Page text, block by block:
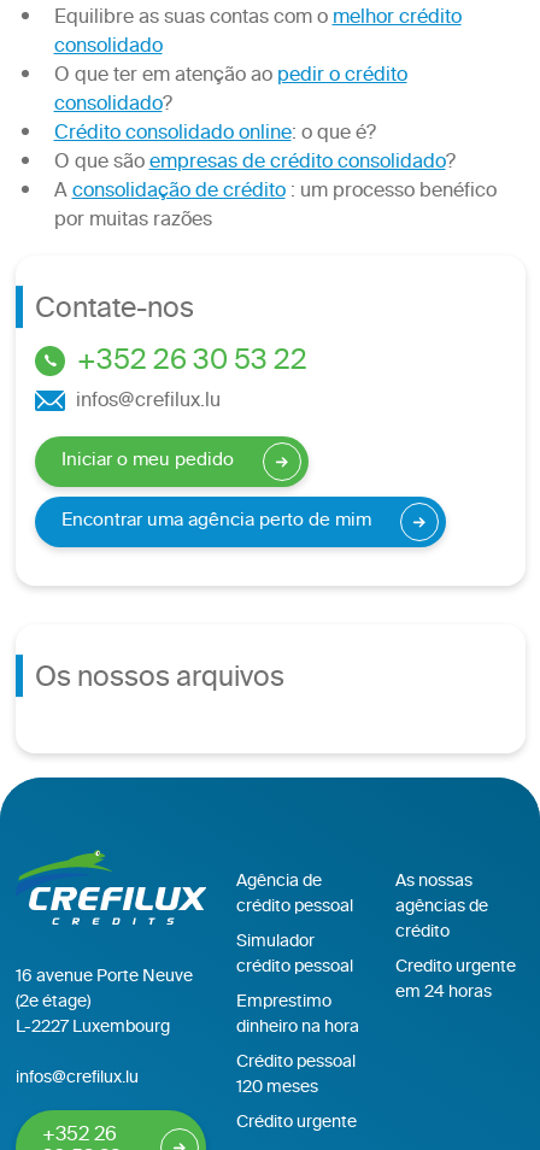
Equilibre as suas contas com omelhor crédito
consolidado
O que ter em atenção aopedir o crédito
consolidado?
Crédito consolidado online: o que é?
O que sãoempresas de crédito consolidado?
Aconsolidação de crédito: um processo benéfico
por muitas razões
Contate-nos
+352 26 30 53 22
infos@crefilux.lu
Iniciar o meu pedido
Encontrar uma agência perto de mim
Os nossos arquivos
16 avenue Porte Neuve
(2e étage)
L-2227 Luxembourg
infos@crefilux.lu
+352 26
Agência de
crédito pessoal
Simulador
crédito pessoal
Emprestimo
dinheiro na hora
Crédito pessoal
120 meses
Crédito urgente
As nossas
agências de
crédito
Credito urgente
em 24 horas